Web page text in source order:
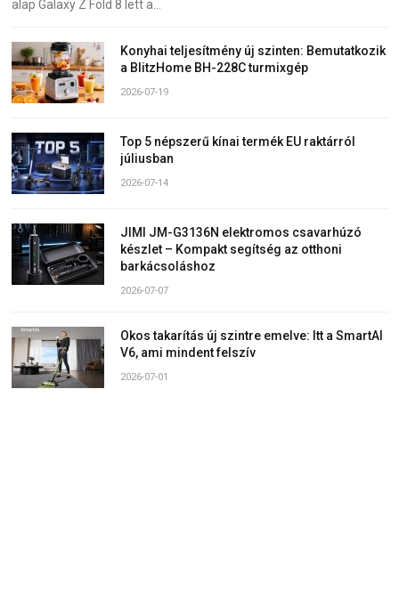
alap Galaxy Z Fold 8 lett a…
Konyhai teljesítmény új szinten: Bemutatkozik
a BlitzHome BH-228C turmixgép
2026-07-19
Top 5 népszerű kínai termék EU raktárról
júliusban
2026-07-14
JIMI JM-G3136N elektromos csavarhúzó
készlet – Kompakt segítség az otthoni
barkácsoláshoz
2026-07-07
Okos takarítás új szintre emelve: Itt a SmartAI
V6, ami mindent felszív
2026-07-01